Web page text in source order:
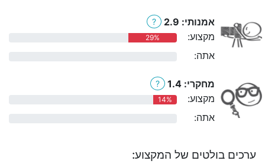
אמנותי: 2.9 ?
מקצוע: 29%
אתה:
מחקרי: 1.4 ?
מקצוע: 14%
אתה:
ערכים בולטים של המקצוע: